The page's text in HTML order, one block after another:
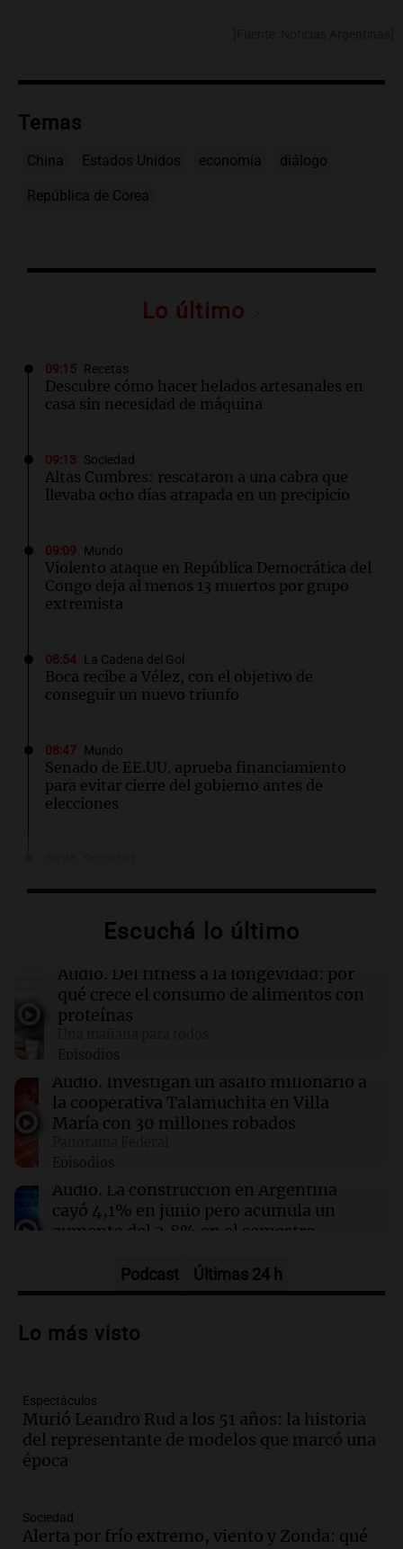
Temas
China Estados Unidos economía diálogo
República de Corea
Lo último
09:15 Recetas
Descubre cómo hacer helados artesanales en
casa sin necesidad de máquina
09:13 Sociedad
Altas Cumbres: rescataron a una cabra que
llevaba ocho días atrapada en un precipicio
09:09 Mundo
Violento ataque en República Democrática del
Congo deja al menos 13 muertos por grupo
extremista
08:54 La Cadena del Gol
Boca recibe a Vélez, con el objetivo de
conseguir un nuevo triunfo
08:47 Mundo
Senado de EE.UU. aprueba financiamiento
para evitar cierre del gobierno antes de
elecciones
máxima de 14°C
Cierra el caso de la jueza Afiuni en Venezuela y
se restituye su libertad plena
Un politólogo brasileño afirmó que Hezbolá
opera en la Triple Frontera
08:30 Sociedad
accesibles y con menos mitos en Argentina
Escuchá lo último
Audio. Del fitness a la longevidad: por
qué crece el consumo de alimentos con
proteínas
Episodios
Audio. Investigan un asalto millonario a
la cooperativa Talamuchita en Villa
María con 30 millones robados
Episodios
Audio. La construcción en Argentina
cayó 4,1% en junio pero acumula un
aumento del 2,8% en el semestre
Audio.La inflación en Buenos Aires se
datos preliminares
Audio.
Facundo Moyano para levantar
perimetral sobre Candela Arizaga
Panorama Federal
Audio.
acelera al 2,9% en julio y anticipa datos
Podcast Últimas 24 h
Lo más visto
Espectáculos
Murió Leandro Rud a los 51 años: la historia
del representante de modelos que marcó una
época
Sociedad
Alerta por frío extremo, viento y Zonda: qué